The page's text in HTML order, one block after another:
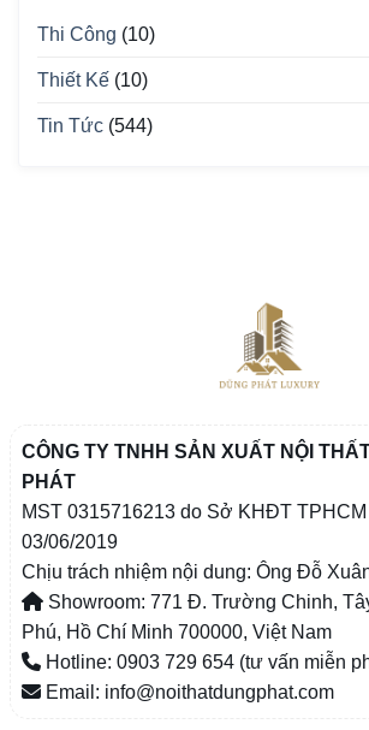
Thi Công (10)
Thiết Kế (10)
Tin Tức (544)
CÔNG TY TNHH SẢN XUẤT NỘI
PHÁT
MST 0315716213 do Sở KHĐT
03/06/2019
Chịu trách nhiệm nội dung: Ông Đỗ
Showroom: 771 Đ. Trường Chinh,
Phú, Hồ Chí Minh 700000, Việt Nam
Hotline: 0903 729 654 (tư vấn miễn
Email: info@noithatdungphat.com